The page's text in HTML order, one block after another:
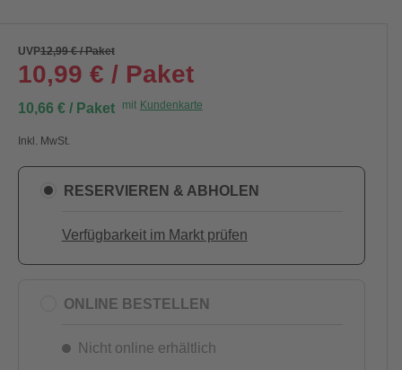
UVP12,99 € / Paket
10,99 € / Paket
10,66 € / Paket mit Kundenkarte
Inkl. MwSt.
RESERVIEREN & ABHOLEN
Verfügbarkeit im Markt prüfen
ONLINE BESTELLEN
Nicht online erhältlich